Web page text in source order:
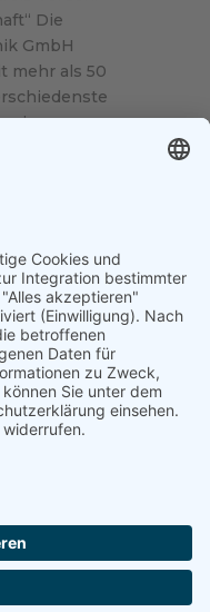
Die
GmbH
mehr als 50
im
Suchen
Verden
Achim